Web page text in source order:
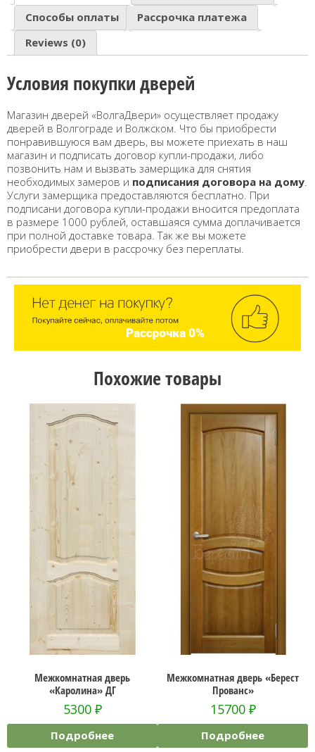
Способы оплаты
Рассрочка платежа
Reviews (0)
Условия покупки дверей
Магазин дверей «ВолгаДвери» осуществляет продажу
дверей в Волгограде и Волжском. Что бы приобрести
понравившуюся вам дверь, вы можете приехать в наш
магазин и подписать договор купли-продажи, либо
позвонить нам и вызвать замерщика для снятия
необходимых замеров и подписания договора на дому
Услуги замерщика предоставляются бесплатно. При
подписани договора купли-продажи вносится предоплата
в размере 1000 рублей, оставшаяся сумма доплачивается
при полной доставке товара. Так же вы можете
приобрести двери в рассрочку без переплаты.
Похожие товары
дверь
Межкомнатная дверь «Берест
Межкомнатная